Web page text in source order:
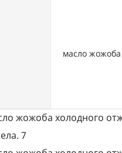
масло жожоба